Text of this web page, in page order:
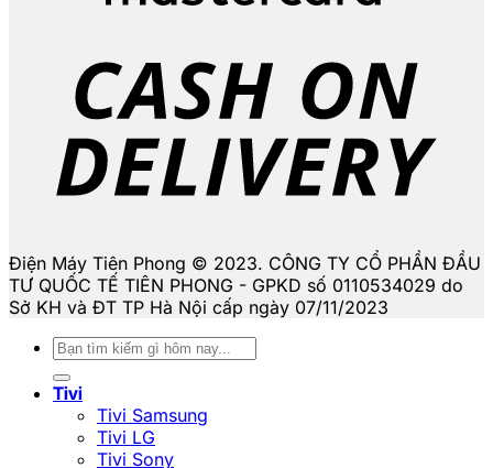
Điện Máy Tiên Phong © 2023. CÔNG TY CỔ PHẦN ĐẦU
TƯ QUỐC TẾ TIÊN PHONG - GPKD số 0110534029 do
Sở KH và ĐT TP Hà Nội cấp ngày 07/11/2023
Tìm
Tivi
Tivi Samsung
Tivi LG
Tivi Sony